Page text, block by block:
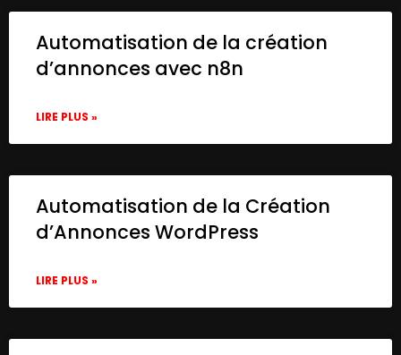
            {
              "name": "website_name",
              "value": "=n8n"
            },
              "name": "url",
        "options": {}
      },
    {
"id": "ca9f0357-a596-4453-b351-
Automatisation de la création
d’annonces avec n8n
LIRE PLUS »
Automatisation de la Création
d’Annonces WordPress
LIRE PLUS »